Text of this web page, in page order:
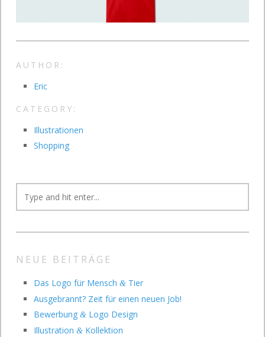
AUTHOR:
Eric
CATEGORY:
Illustrationen
Shopping
NEUE BEITRÄGE
Das Logo für Mensch & Tier
Ausgebrannt? Zeit für einen neuen Job!
Bewerbung & Logo Design
Illustration & Kollektion